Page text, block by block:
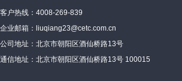
客户热线：4008-269-839
企业邮箱： liuqiang23@cetc.com.cn
公司地址：北京市朝阳区酒仙桥路13号
通信地址：北京市朝阳区酒仙桥路13号 100015